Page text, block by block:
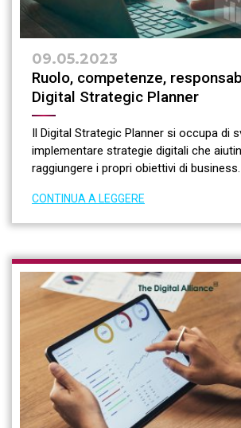
09.05.2023
Ruolo, competenze,
Digital Strategic Planner
Il Digital Strategic Planner si occupa di
implementare strategie digitali che
raggiungere i propri obiettivi di business.
CONTINUA A LEGGERE